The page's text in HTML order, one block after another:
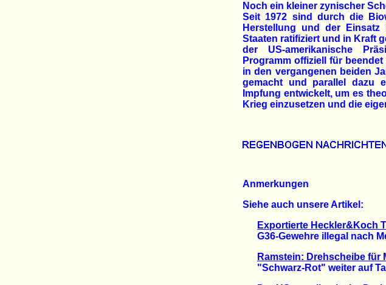
Noch ein kleiner zynischer
Seit 1972 sind durch die
Herstellung und der Einsatz
Staaten ratifiziert und in Kraft
der US-amerikanische
Programm offiziell für
in den vergangenen beiden
gemacht und parallel dazu
Impfung entwickelt, um es
Krieg einzusetzen und die
Anmerkungen
Siehe auch unsere Artikel:
Exportierte Heckler&Koch
G36-Gewehre illegal nach
Ramstein: Drehscheibe für
"Schwarz-Rot" weiter auf